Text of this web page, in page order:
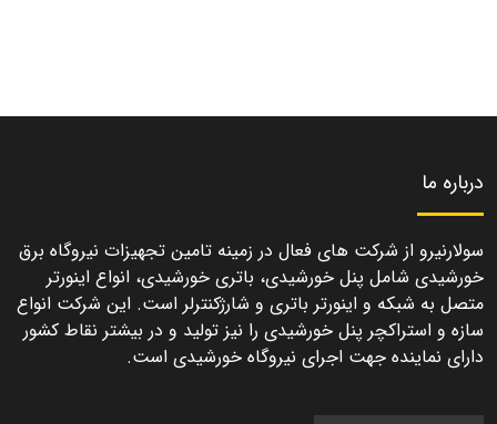
درباره ما
سولارنیرو از شرکت های فعال در زمینه تامین تجهیزات نیروگاه برق
خورشیدی شامل پنل خورشیدی، باتری خورشیدی، انواع اینورتر
متصل به شبکه و اینورتر باتری و شارژکنترلر است. این شرکت انواع
سازه و استراکچر پنل خورشیدی را نیز تولید و در بیشتر نقاط کشور
دارای نماینده جهت اجرای نیروگاه خورشیدی است.